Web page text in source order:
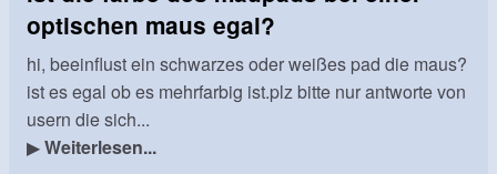
optischen maus egal?
hi, beeinflust ein schwarzes oder weißes pad die maus?
ist es egal ob es mehrfarbig ist.plz bitte nur antworte von
usern die sich...
▶Weiterlesen...